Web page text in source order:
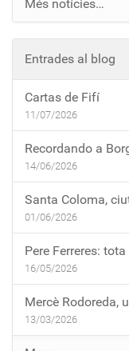
Més notícies…
Entrades al blog
Cartas de Fifí
11/07/2026
Recordando a
14/06/2026
Santa Coloma,
01/06/2026
Pere Ferreres:
16/05/2026
Mercè Rodoreda,
13/03/2026